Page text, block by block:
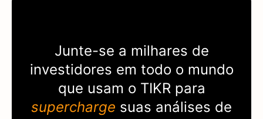
Junte-se a milhares de
investidores em todo o mundo
que usam o TIKRpara
supercharge suas análises de